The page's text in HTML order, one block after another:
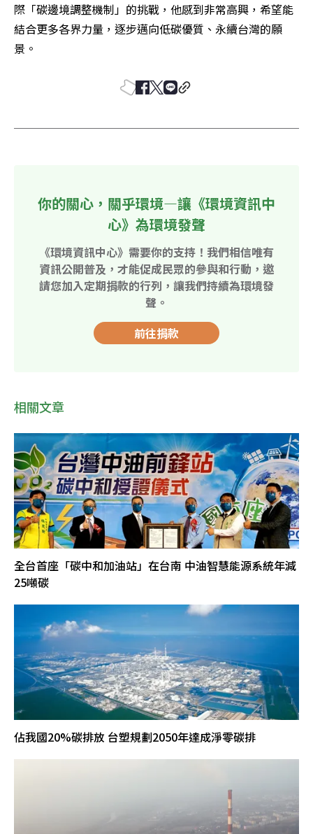
際「碳邊境調整機制」的挑戰，他感到非常高興，希望能
結合更多各界力量，逐步邁向低碳優質、永續台灣的願
景。
你的關心，關乎環境—讓《環境資訊中
心》為環境發聲
《環境資訊中心》需要你的支持！我們相信唯有
資訊公開普及，才能促成民眾的參與和行動，邀
請您加入定期捐款的行列，讓我們持續為環境發
聲。
前往捐款
相關文章
全台首座「碳中和加油站」在台南 中油智慧能源系統年減
25噸碳
佔我國20%碳排放 台塑規劃2050年達成淨零碳排